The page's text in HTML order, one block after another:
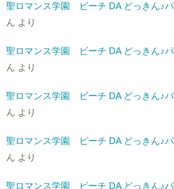
聖ロマンス学園 ビーチ DA どっきん♪
ん より
聖ロマンス学園 ビーチ DA どっきん♪
ん より
聖ロマンス学園 ビーチ DA どっきん♪
ん より
聖ロマンス学園 ビーチ DA どっきん♪
ん より
聖ロマンス学園 ビーチ DA どっきん♪